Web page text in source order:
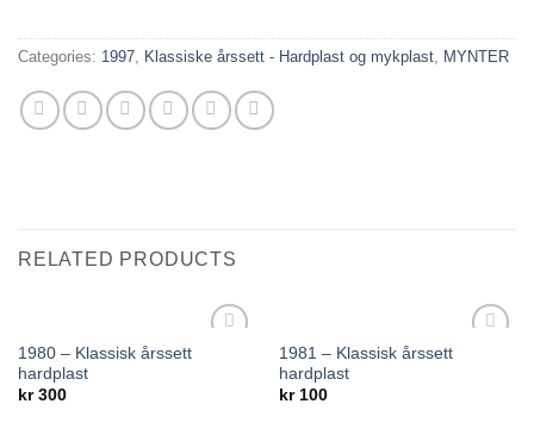
Categories: 1997, Klassiske årssett - Hardplast og mykplast, MYNTER
RELATED PRODUCTS
1980 – Klassisk årssett
hardplast
kr300
1981 – Klassisk årssett
hardplast
kr100